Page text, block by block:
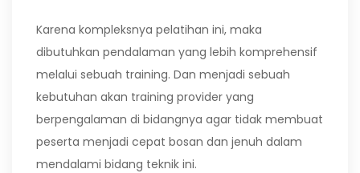
Karena kompleksnya pelatihan ini, maka
dibutuhkan pendalaman yang lebih komprehensif
melalui sebuah training. Dan menjadi sebuah
kebutuhan akan training provider yang
berpengalaman di bidangnya agar tidak membuat
peserta menjadi cepat bosan dan jenuh dalam
mendalami bidang teknik ini.